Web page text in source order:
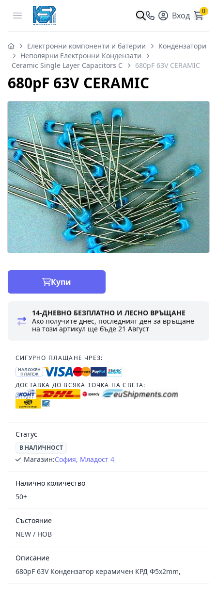
Open menu Вход 0
Електронни компоненти и батерии
Кондензатори
Неполярни Електронни Кондензати
Ceramic Single Layer Capacitors C
680pF 63V CERAMIC
680pF 63V CERAMIC
Купи
14-ДНЕВНО БЕЗПЛАТНО И ЛЕСНО ВРЪЩАНЕ
Ако получите днес, последният ден за връщане
на този артикул ще бъде21 Август
СИГУРНО ПЛАЩАНЕ ЧРЕЗ:
НАЛОЖЕН
ПЛАТЕЖ
ДОСТАВКА ДО ВСЯКА ТОЧКА НА СВЕТА:
Статус
В НАЛИЧНОСТ
Магазин:София, Младост 4
Налично количество
50+
Състояние
NEW / НОВ
Описание
680pF 63V Кондензатор керамичен КРД Ф5х2mm,